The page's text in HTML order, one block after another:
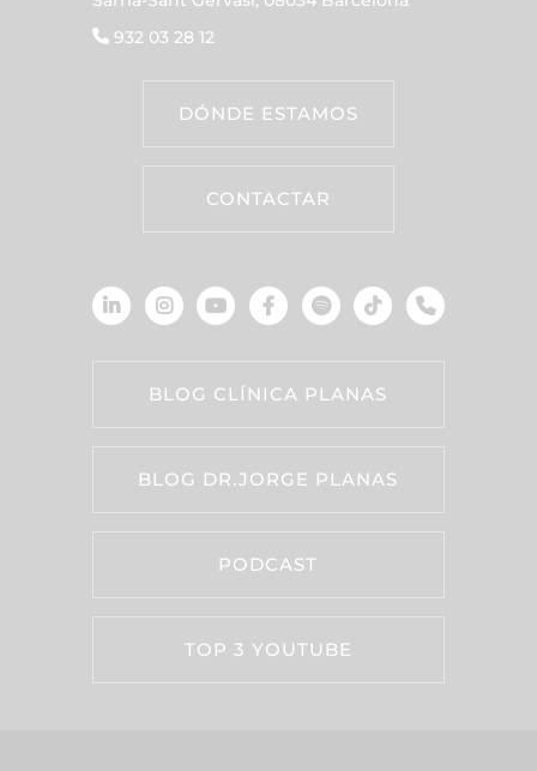
932 03 28 12
DÓNDE ESTAMOS
CONTACTAR
BLOG CLÍNICA PLANAS
BLOG DR.JORGE PLANAS
PODCAST
TOP 3 YOUTUBE